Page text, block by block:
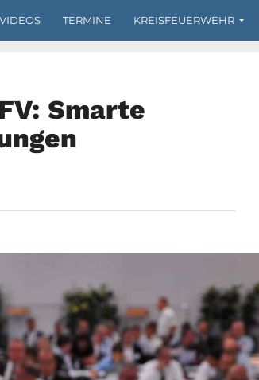
VIDEOS TERMINE KREISFEUERWEHR
Smarte